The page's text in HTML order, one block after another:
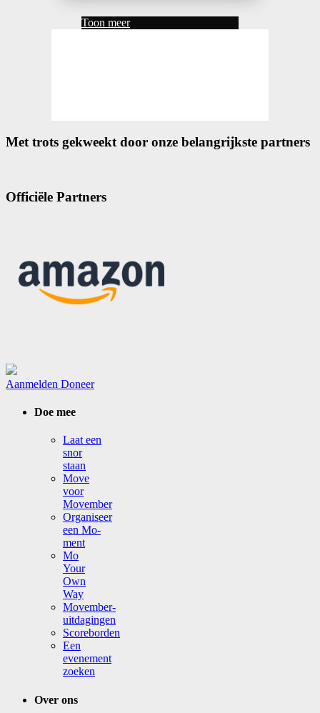
Toon meer
Met trots gekweekt door onze belangrijkste partners
Officiële Partners
Aanmelden Doneer
Doe mee
Laat een
snor
staan
Move
voor
Movember
Organiseer
een Mo-
ment
Mo
Your
Own
Way
Movember-
uitdagingen
Scoreborden
Een
evenement
zoeken
Over ons